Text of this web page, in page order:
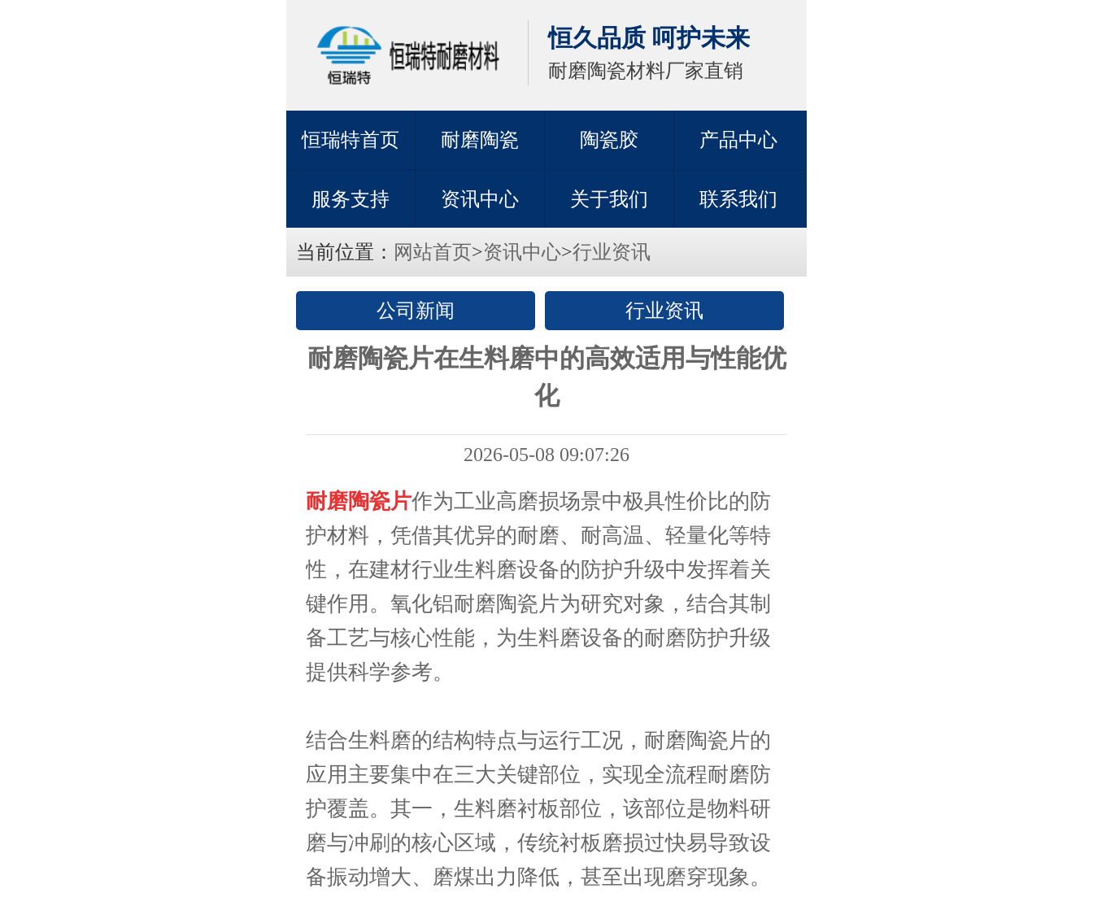
恒久品质 呵护未来
耐磨陶瓷材料厂家直销
恒瑞特首页 耐磨陶瓷 陶瓷胶 产品中心
服务支持 资讯中心 关于我们 联系我们
当前位置： 网站首页>资讯中心>行业资讯
公司新闻 行业资讯
耐磨陶瓷片在生料磨中的高效适用与性能优
化
2026-05-08 09:07:26
耐磨陶瓷片作为工业高磨损场景中极具性价比的防
护材料，凭借其优异的耐磨、耐高温、轻量化等特
性，在建材行业生料磨设备的防护升级中发挥着关
键作用。氧化铝耐磨陶瓷片为研究对象，结合其制
备工艺与核心性能，为生料磨设备的耐磨防护升级
提供科学参考。
结合生料磨的结构特点与运行工况，耐磨陶瓷片的
应用主要集中在三大关键部位，实现全流程耐磨防
护覆盖。其一，生料磨衬板部位，该部位是物料研
磨与冲刷的核心区域，传统衬板磨损过快易导致设
备振动增大、磨煤出力降低，甚至出现磨穿现象。